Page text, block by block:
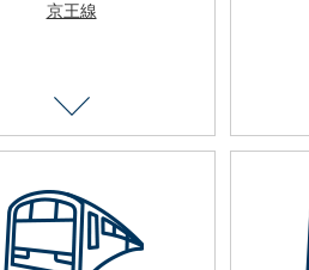
京王線